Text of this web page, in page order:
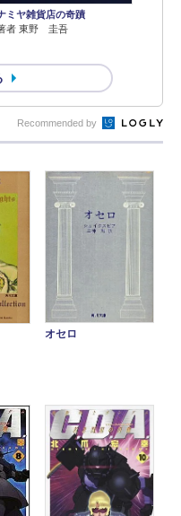
ミヤ雑貨店の奇蹟
者 東野 圭吾
Recommended by
オセロ